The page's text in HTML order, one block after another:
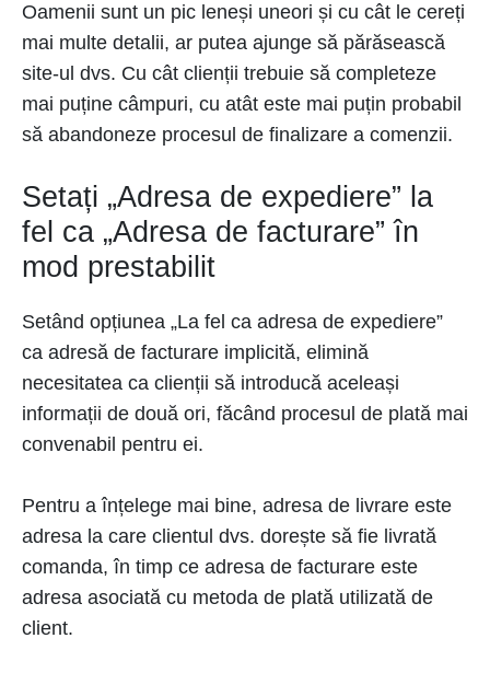
Oamenii sunt un pic leneși uneori și cu cât le cereți
mai multe detalii, ar putea ajunge să părăsească
site-ul dvs. Cu cât clienții trebuie să completeze
mai puține câmpuri, cu atât este mai puțin probabil
să abandoneze procesul de finalizare a comenzii.
Setați „Adresa de expediere” la
fel ca „Adresa de facturare” în
mod prestabilit
Setând opțiunea „La fel ca adresa de expediere”
ca adresă de facturare implicită, elimină
necesitatea ca clienții să introducă aceleași
informații de două ori, făcând procesul de plată mai
convenabil pentru ei.
Pentru a înțelege mai bine, adresa de livrare este
adresa la care clientul dvs. dorește să fie livrată
comanda, în timp ce adresa de facturare este
adresa asociată cu metoda de plată utilizată de
client.